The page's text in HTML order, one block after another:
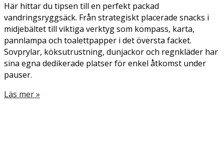
Här hittar du tipsen till en perfekt packad
vandringsryggsäck. Från strategiskt placerade snacks i
midjebältet till viktiga verktyg som kompass, karta,
pannlampa och toalettpapper i det översta facket.
Sovprylar, köksutrustning, dunjackor och regnkläder har
sina egna dedikerade platser för enkel åtkomst under
pauser.
Läs mer »